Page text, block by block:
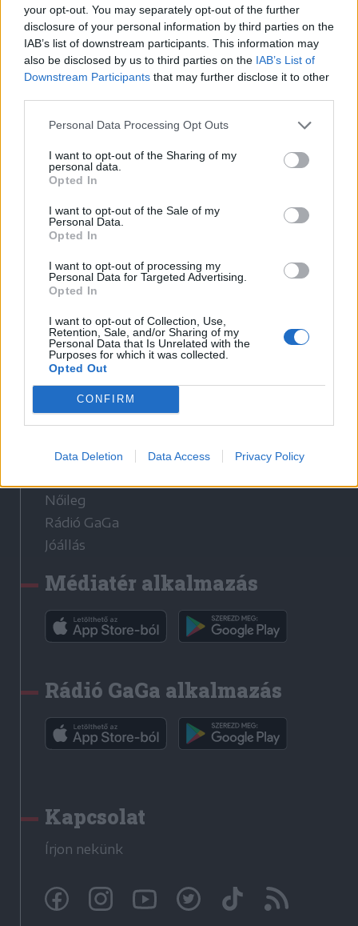
your opt-out. You may separately opt-out of the further
disclosure of your personal information by third parties on the
IAB’s list of downstream participants. This information may
also be disclosed by us to third parties on the IAB’s List of
Downstream Participants that may further disclose it to other
Personal Data Processing Opt Outs
I want to opt-out of the Sharing of my
personal data.
Opted In
I want to opt-out of the Sale of my
Personal Data.
Opted In
I want to opt-out of processing my
Personal Data for Targeted Advertising.
Opted In
I want to opt-out of Collection, Use,
Retention, Sale, and/or Sharing of my
Personal Data that Is Unrelated with the
Purposes for which it was collected.
Opted Out
CONFIRM
Data Deletion Data Access Privacy Policy
Hasznos
Impresszum
Szerzői jogok
Nyomtatott lapjaink archívuma
Székely Hírmondó archívuma
Médiaajánlat
Sütibeállítások
Médiatér
Székely Sport
Liget
Krónika
Erdélyi Napló
Nőileg
Rádió GaGa
Jóállás
Médiatér alkalmazás
Rádió GaGa alkalmazás
Kapcsolat
Írjon nekünk